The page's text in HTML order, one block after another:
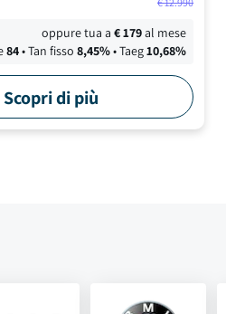
oppure tua a€179al mese
84• Tan fisso 8,45%• Taeg10,68%
Scopri di più